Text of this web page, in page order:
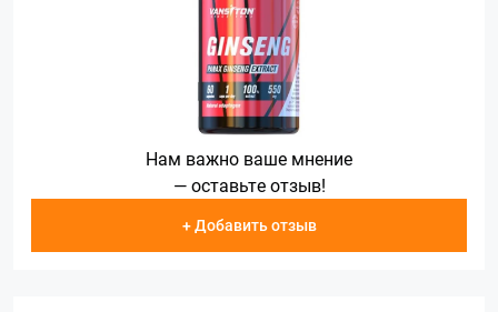
Нам важно ваше мнение
— оставьте отзыв!
+ Добавить отзыв